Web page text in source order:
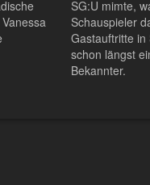
SG:U mimte,
Schauspieler
Gastauftritte
schon längst
Bekannter.